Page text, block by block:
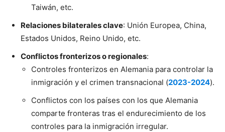
Taiwán, etc.
Relaciones bilaterales clave: Unión Europea, China,
Estados Unidos, Reino Unido, etc.
Conflictos fronterizos o regionales:
Controles fronterizos en Alemania para controlar la
inmigración y el crimen transnacional (2023-2024).
Conflictos con los países con los que Alemania
comparte fronteras tras el endurecimiento de los
controles para la inmigración irregular.